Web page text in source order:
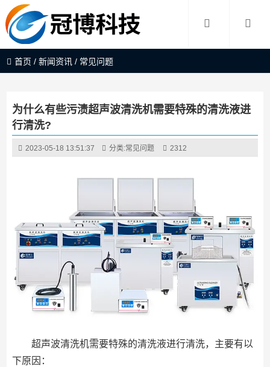
首页 /新闻资讯 / 常见问题
为什么有些污渍超声波清洗机需要特殊的清洗液进
行清洗?
2023-05-18 13:51:37 分类:常见问题 2312
超声波清洗机需要特殊的清洗液进行清洗，主要有以
下原因：